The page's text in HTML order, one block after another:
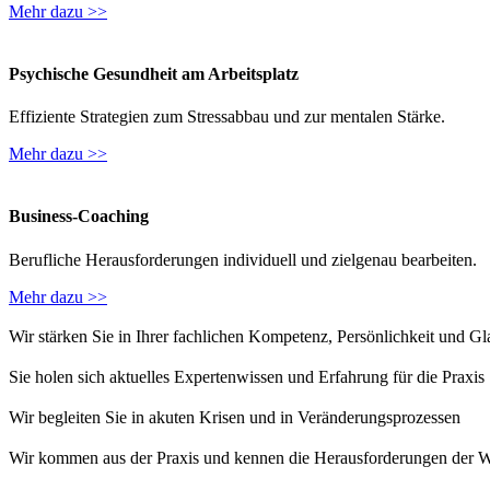
Mehr dazu >>
Psychische Gesundheit am Arbeitsplatz
Effiziente Strategien zum Stressabbau und zur mentalen Stärke.
Mehr dazu >>
Business-Coaching
Berufliche Herausforderungen individuell und zielgenau bearbeiten.
Mehr dazu >>
Wir stärken Sie in Ihrer fachlichen Kompetenz, Persönlichkeit und
Sie holen sich aktuelles Expertenwissen und Erfahrung für die Praxis
Wir begleiten Sie in akuten Krisen und in Veränderungsprozessen
Wir kommen aus der Praxis und kennen die Herausforderungen der